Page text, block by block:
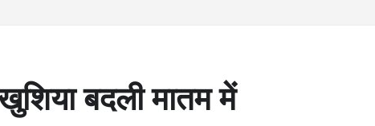
बदली मातम में